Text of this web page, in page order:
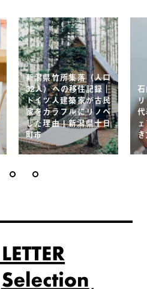
新潟県竹所集落（人口
32人）への移住記録｜
ドイツ人建築家が古民
家をカラフルにリノベ
した理由 | 新潟県十日
町市